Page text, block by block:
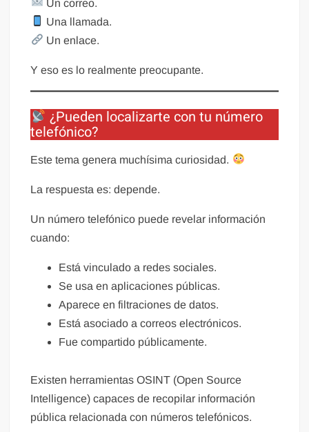
Un correo.
Una llamada.
Un enlace.
Y eso es lo realmente preocupante.
¿Pueden localizarte con tu número
telefónico?
Este tema genera muchísima curiosidad.
La respuesta es: depende.
Un número telefónico puede revelar información
cuando:
Está vinculado a redes sociales.
Se usa en aplicaciones públicas.
Aparece en filtraciones de datos.
Está asociado a correos electrónicos.
Fue compartido públicamente.
Existen herramientas OSINT (Open Source
Intelligence) capaces de recopilar información
pública relacionada con números telefónicos.